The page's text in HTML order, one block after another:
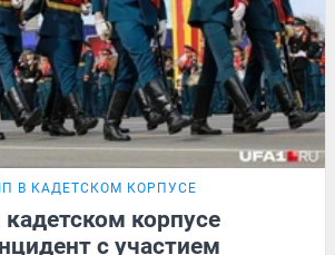
В КАДЕТСКОМ КОРПУСЕ
корпусе
с участием